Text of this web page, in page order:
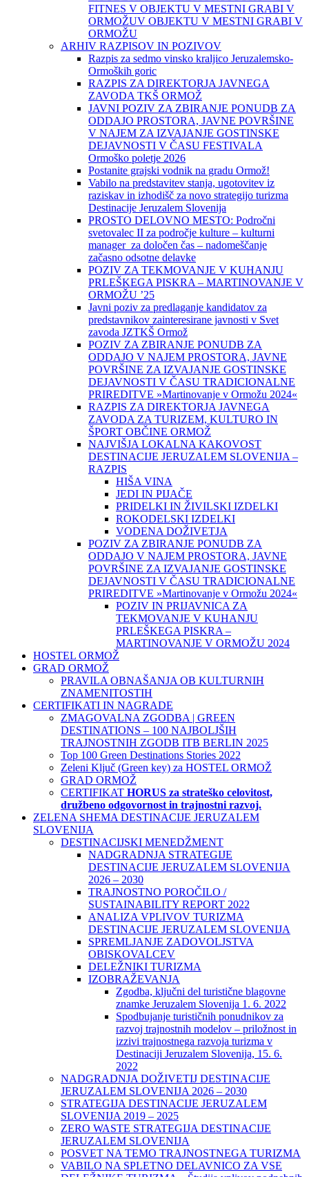
FITNES V OBJEKTU V MESTNI GRABI V
ORMOŽUV OBJEKTU V MESTNI GRABI V
ORMOŽU
ARHIV RAZPISOV IN POZIVOV
Razpis za sedmo vinsko kraljico Jeruzalemsko-
Ormoških goric
RAZPIS ZA DIREKTORJA JAVNEGA
ZAVODA TKŠ ORMOŽ
JAVNI POZIV ZA ZBIRANJE PONUDB ZA
ODDAJO PROSTORA, JAVNE POVRŠINE
V NAJEM ZA IZVAJANJE GOSTINSKE
DEJAVNOSTI V ČASU FESTIVALA
Ormoško poletje 2026
Postanite grajski vodnik na gradu Ormož!
Vabilo na predstavitev stanja, ugotovitev iz
raziskav in izhodišč za novo strategijo turizma
Destinacije Jeruzalem Slovenija
PROSTO DELOVNO MESTO: Področni
svetovalec II za področje kulture – kulturni
manager za določen čas – nadomeščanje
začasno odsotne delavke
POZIV ZA TEKMOVANJE V KUHANJU
PRLEŠKEGA PISKRA – MARTINOVANJE V
ORMOŽU ’25
Javni poziv za predlaganje kandidatov za
predstavnikov zainteresirane javnosti v Svet
zavoda JZTKŠ Ormož
POZIV ZA ZBIRANJE PONUDB ZA
ODDAJO V NAJEM PROSTORA, JAVNE
POVRŠINE ZA IZVAJANJE GOSTINSKE
DEJAVNOSTI V ČASU TRADICIONALNE
PRIREDITVE »Martinovanje v Ormožu 2024«
RAZPIS ZA DIREKTORJA JAVNEGA
ZAVODA ZA TURIZEM, KULTURO IN
ŠPORT OBČINE ORMOŽ
NAJVIŠJA LOKALNA KAKOVOST
DESTINACIJE JERUZALEM SLOVENIJA –
RAZPIS
HIŠA VINA
JEDI IN PIJAČE
PRIDELKI IN ŽIVILSKI IZDELKI
ROKODELSKI IZDELKI
VODENA DOŽIVETJA
POZIV ZA ZBIRANJE PONUDB ZA
ODDAJO V NAJEM PROSTORA, JAVNE
POVRŠINE ZA IZVAJANJE GOSTINSKE
DEJAVNOSTI V ČASU TRADICIONALNE
PRIREDITVE »Martinovanje v Ormožu 2024«
POZIV IN PRIJAVNICA ZA
TEKMOVANJE V KUHANJU
PRLEŠKEGA PISKRA –
MARTINOVANJE V ORMOŽU 2024
HOSTEL ORMOŽ
GRAD ORMOŽ
PRAVILA OBNAŠANJA OB KULTURNIH
ZNAMENITOSTIH
CERTIFIKATI IN NAGRADE
ZMAGOVALNA ZGODBA | GREEN
DESTINATIONS – 100 NAJBOLJŠIH
TRAJNOSTNIH ZGODB ITB BERLIN 2025
Top 100 Green Destinations Stories 2022
Zeleni Ključ (Green key) za HOSTEL ORMOŽ
GRAD ORMOŽ
CERTIFIKAT HORUS za strateško celovitost,
družbeno odgovornost in trajnostni razvoj.
ZELENA SHEMA DESTINACIJE JERUZALEM
SLOVENIJA
DESTINACIJSKI MENEDŽMENT
NADGRADNJA STRATEGIJE
DESTINACIJE JERUZALEM SLOVENIJA
2026 – 2030
TRAJNOSTNO POROČILO /
SUSTAINABILITY REPORT 2022
ANALIZA VPLIVOV TURIZMA
DESTINACIJE JERUZALEM SLOVENIJA
SPREMLJANJE ZADOVOLJSTVA
OBISKOVALCEV
DELEŽNIKI TURIZMA
IZOBRAŽEVANJA
Zgodba, ključni del turistične blagovne
znamke Jeruzalem Slovenija 1. 6. 2022
Spodbujanje turističnih ponudnikov za
razvoj trajnostnih modelov – priložnost in
izzivi trajnostnega razvoja turizma v
Destinaciji Jeruzalem Slovenija, 15. 6.
2022
NADGRADNJA DOŽIVETIJ DESTINACIJE
JERUZALEM SLOVENIJA 2026 – 2030
STRATEGIJA DESTINACIJE JERUZALEM
SLOVENIJA 2019 – 2025
ZERO WASTE STRATEGIJA DESTINACIJE
JERUZALEM SLOVENIJA
POSVET NA TEMO TRAJNOSTNEGA TURIZMA
VABILO NA SPLETNO DELAVNICO ZA VSE